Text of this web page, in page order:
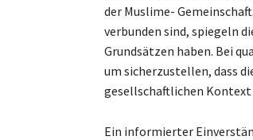
der Muslime-
verbunden sind, spiegeln
Grundsätzen haben. Bei
um sicherzustellen, dass
gesellschaftlichen
Ein informierter